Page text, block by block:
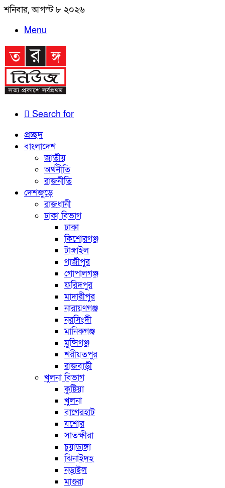
শনিবার, আগস্ট ৮ ২০২৬
Menu
Search for
প্রচ্ছদ
বাংলাদেশ
জাতীয়
অর্থনীতি
রাজনীতি
দেশজুড়ে
রাজধানী
ঢাকা বিভাগ
ঢাকা
কিশোরগঞ্জ
টাঙ্গাইল
গাজীপুর
গোপালগঞ্জ
ফরিদপুর
মাদারীপুর
নারায়ণগঞ্জ
নরসিংদী
মানিকগঞ্জ
মুন্সিগঞ্জ
শরীয়তপুর
রাজবাড়ী
খুলনা বিভাগ
কুষ্টিয়া
খুলনা
বাগেরহাট
যশোর
সাতক্ষীরা
চুয়াডাঙ্গা
ঝিনাইদহ
নড়াইল
মাগুরা